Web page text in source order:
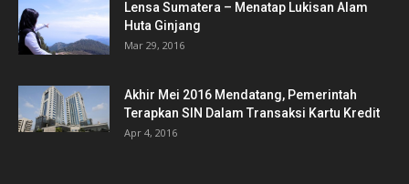
Lensa Sumatera – Menatap Lukisan Alam
Huta Ginjang
Mar 29, 2016
Akhir Mei 2016 Mendatang, Pemerintah
Terapkan SIN Dalam Transaksi Kartu Kredit
Apr 4, 2016